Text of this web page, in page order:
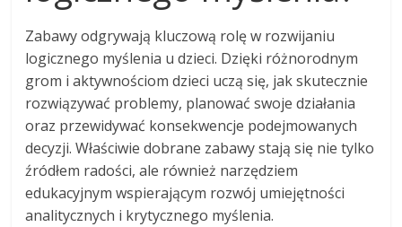
Zabawy odgrywają kluczową rolę w rozwijaniu
logicznego myślenia u dzieci. Dzięki różnorodnym
grom i aktywnościom dzieci uczą się, jak skutecznie
rozwiązywać problemy, planować swoje działania
oraz przewidywać konsekwencje podejmowanych
decyzji. Właściwie dobrane zabawy stają się nie tylko
źródłem radości, ale również narzędziem
edukacyjnym wspierającym rozwój umiejętności
analitycznych i krytycznego myślenia.